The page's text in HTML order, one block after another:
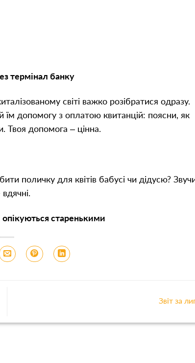
термінал банку
світі важко розібратися одразу.
допомогу з оплатою квитанцій: поясни, як
Твоя допомога – цінна.
поличку для квітів бабусі чи дідусю?
опікуються старенькими
Звіт за